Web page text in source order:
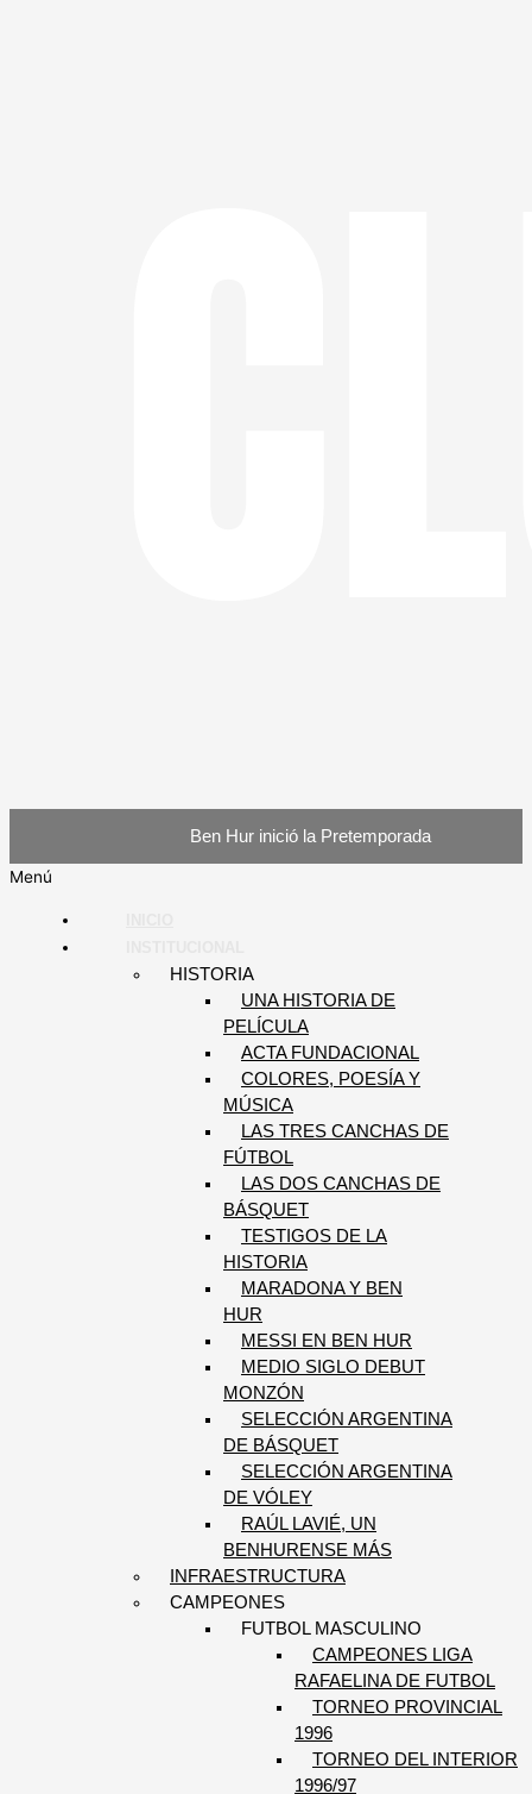
Ben Hur inició la Pretemporada
Menú
HISTORIA
UNA HISTORIA DE
PELÍCULA
ACTA FUNDACIONAL
COLORES, POESÍA Y
MÚSICA
LAS TRES CANCHAS DE
FÚTBOL
LAS DOS CANCHAS DE
BÁSQUET
TESTIGOS DE LA
HISTORIA
MARADONA Y BEN
HUR
MESSI EN BEN HUR
MEDIO SIGLO DEBUT
MONZÓN
SELECCIÓN ARGENTINA
DE BÁSQUET
SELECCIÓN ARGENTINA
DE VÓLEY
RAÚL LAVIÉ, UN
BENHURENSE MÁS
INFRAESTRUCTURA
CAMPEONES
FUTBOL MASCULINO
CAMPEONES LIGA
RAFAELINA DE FUTBOL
TORNEO PROVINCIAL
1996
TORNEO DEL INTERIOR
1996/97